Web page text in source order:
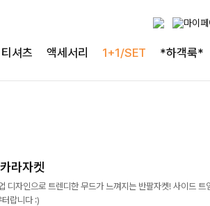
티셔츠 액세서리 1+1/SET *하객룩*
라자켓
디자인으로 트렌디한 무드가 느껴지는 반팔자켓! 사이드 트
랍니다 :)